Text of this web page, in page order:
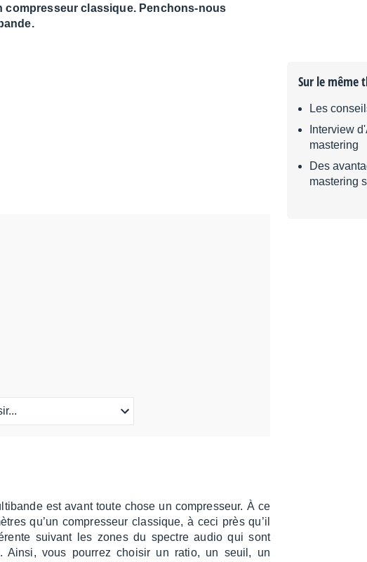
compresseur classique. Penchons-nous
est avant toute chose un compres­seur. À ce
qu’un compres­seur clas­sique, à ceci près qu’il
suivant les zones du spectre audio qui sont
Ainsi, vous pour­rez choi­sir un ratio, un seuil, un
Sur le même
Les
Interview
mastering
Des
mastering